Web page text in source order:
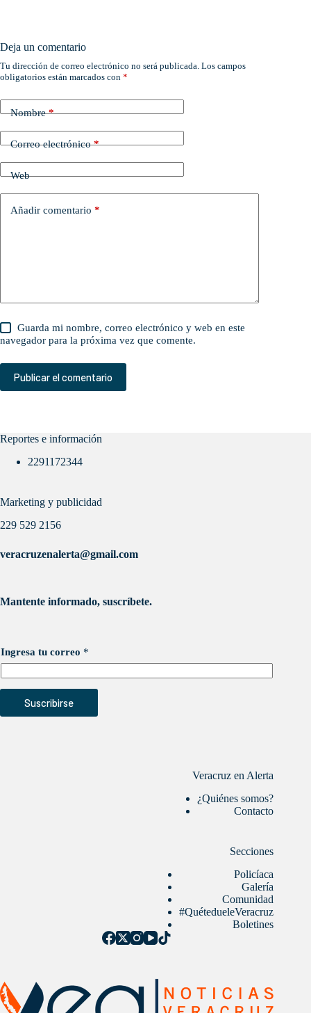
Deja un comentario
Tu dirección de correo electrónico no será publicada. Los campos
obligatorios están marcados con *
Nombre*
Correo electrónico*
Web
Añadir comentario *
Guarda mi nombre, correo electrónico y web en este
navegador para la próxima vez que comente.
Publicar el comentario
Reportes e información
2291172344
Marketing y publicidad
229 529 2156
veracruzenalerta@gmail.com
Mantente informado, suscríbete.
Ingresa tu correo *
Suscribirse
Veracruz en Alerta
¿Quiénes somos?
Contacto
Secciones
Policíaca
Galería
Comunidad
#QuétedueleVeracruz
Boletines